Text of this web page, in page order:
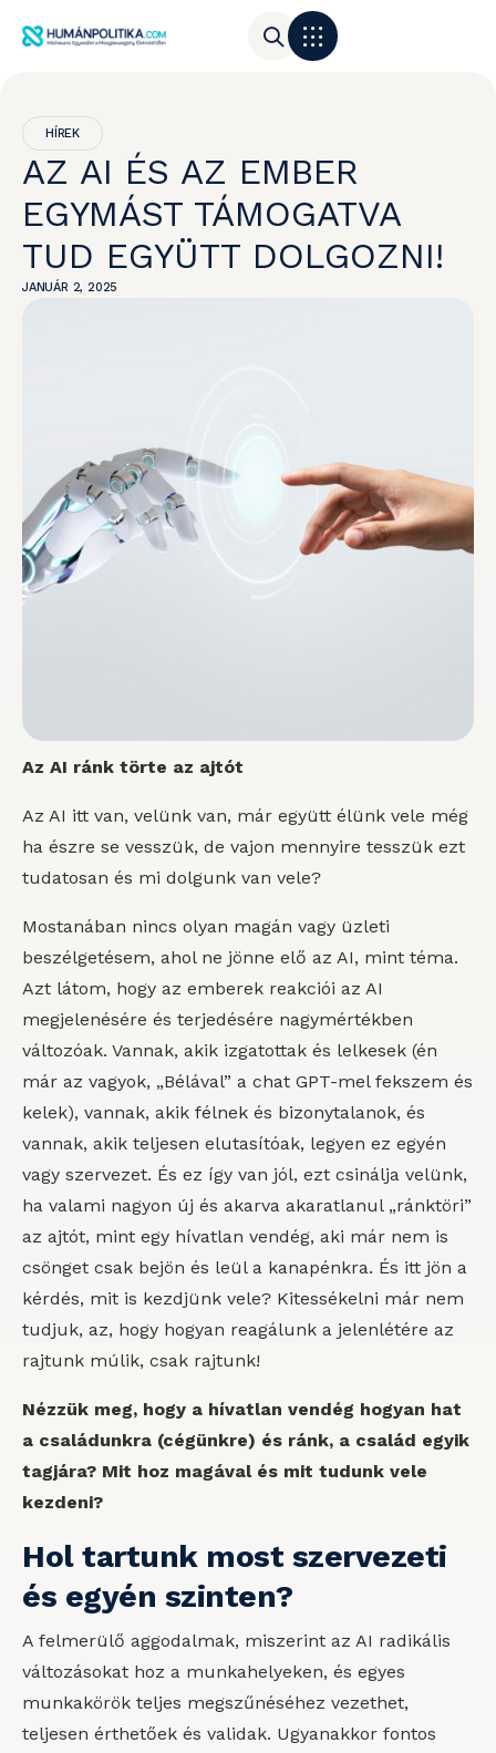
HÍREK
AZ AI ÉS AZ EMBER
EGYMÁST TÁMOGATVA
TUD EGYÜTT DOLGOZNI!
JANUÁR 2, 2025
Az AI ránk törte az ajtót
Az AI itt van, velünk van, már együtt élünk vele még
ha észre se vesszük, de vajon mennyire tesszük ezt
tudatosan és mi dolgunk van vele?
Mostanában nincs olyan magán vagy üzleti
beszélgetésem, ahol ne jönne elő az AI, mint téma.
Azt látom, hogy az emberek reakciói az AI
megjelenésére és terjedésére nagymértékben
változóak. Vannak, akik izgatottak és lelkesek (én
már az vagyok, „Bélával” a chat GPT-mel fekszem és
kelek), vannak, akik félnek és bizonytalanok, és
vannak, akik teljesen elutasítóak, legyen ez egyén
vagy szervezet. És ez így van jól, ezt csinálja velünk,
ha valami nagyon új és akarva akaratlanul „ránktöri”
az ajtót, mint egy hívatlan vendég, aki már nem is
csönget csak bejön és leül a kanapénkra. És itt jön a
kérdés, mit is kezdjünk vele? Kitessékelni már nem
tudjuk, az, hogy hogyan reagálunk a jelenlétére az
rajtunk múlik, csak rajtunk!
Nézzük meg, hogy a hívatlan vendég hogyan hat
a családunkra (cégünkre) és ránk, a család egyik
tagjára? Mit hoz magával és mit tudunk vele
kezdeni?
Hol tartunk most szervezeti
és egyén szinten?
A felmerülő aggodalmak, miszerint az AI radikális
változásokat hoz a munkahelyeken, és egyes
munkakörök teljes megszűnéséhez vezethet,
teljesen érthetőek és validak. Ugyanakkor fontos